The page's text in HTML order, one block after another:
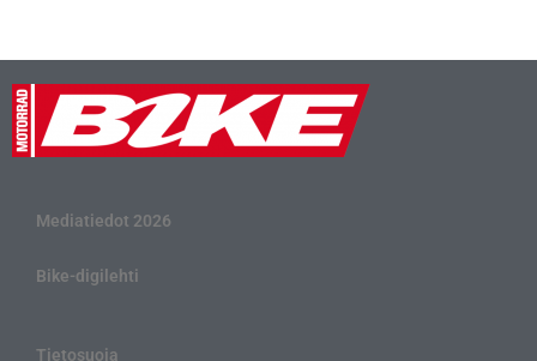
Mediatiedot 2026
Bike-digilehti
Tietosuoja